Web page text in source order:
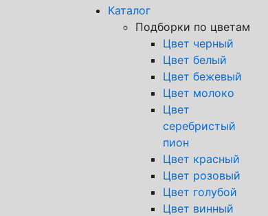
Каталог
Подборки по цветам
Цвет черный
Цвет белый
Цвет бежевый
Цвет молоко
Цвет
серебристый
пион
Цвет красный
Цвет розовый
Цвет голубой
Цвет винный